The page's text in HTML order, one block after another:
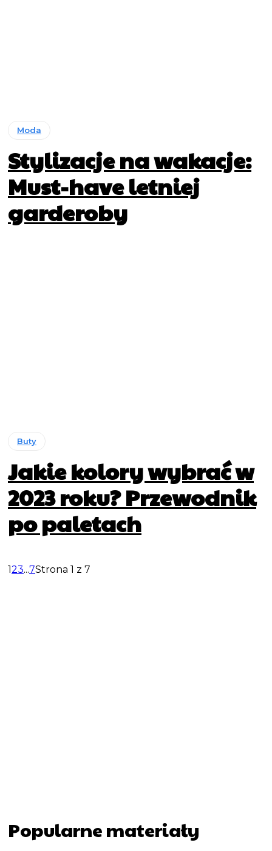
Moda
Stylizacje na wakacje:
Must-have letniej
garderoby
Buty
Jakie kolory wybrać w
2023 roku? Przewodnik
po paletach
123...7Strona 1 z 7
Popularne materiały